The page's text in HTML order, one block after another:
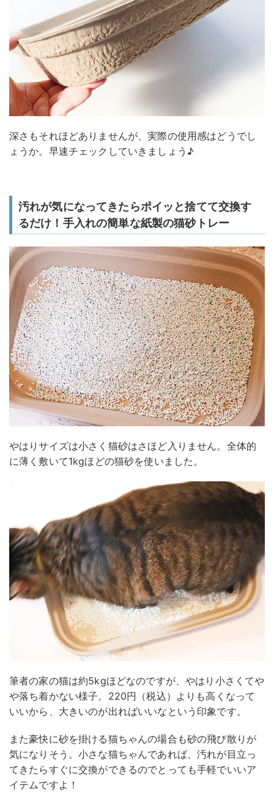
深さもそれほどありませんが、実際の使用感はどうでし
ょうか。早速チェックしていきましょう♪
汚れが気になってきたらポイッと捨てて交換す
るだけ！手入れの簡単な紙製の猫砂トレー
やはりサイズは小さく猫砂はさほど入りません。全体的
に薄く敷いて1kgほどの猫砂を使いました。
筆者の家の猫は約5kgほどなのですが、やはり小さくてや
や落ち着かない様子。220円（税込）よりも高くなって
いいから、大きいのが出ればいいなという印象です。
また豪快に砂を掛ける猫ちゃんの場合も砂の飛び散りが
気になりそう。小さな猫ちゃんであれば、汚れが目立っ
てきたらすぐに交換ができるのでとっても手軽でいいア
イテムですよ！